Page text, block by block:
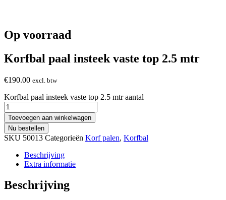
Op voorraad
Korfbal paal insteek vaste top 2.5 mtr
€190.00 excl. btw
Korfbal paal insteek vaste top 2.5 mtr aantal
Toevoegen aan winkelwagen
Nu bestellen
SKU 50013 Categorieën Korf palen, Korfbal
Beschrijving
Extra informatie
Beschrijving